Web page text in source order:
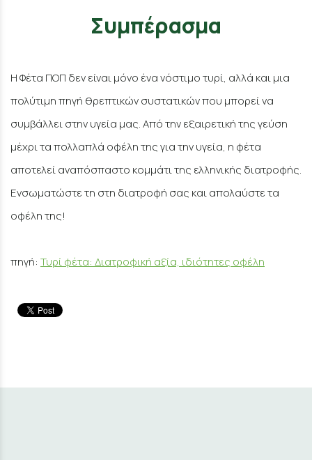
Συμπέρασμα
Η Φέτα ΠΟΠ δεν είναι μόνο ένα νόστιμο τυρί, αλλά και μια
πολύτιμη πηγή θρεπτικών συστατικών που μπορεί να
συμβάλλει στην υγεία μας. Από την εξαιρετική της γεύση
μέχρι τα πολλαπλά οφέλη της για την υγεία, η φέτα
αποτελεί αναπόσπαστο κομμάτι της ελληνικής διατροφής.
Ενσωματώστε τη στη διατροφή σας και απολαύστε τα
οφέλη της!
πηγή: Τυρί φέτα: Διατροφική αξία, ιδιότητες οφέλη